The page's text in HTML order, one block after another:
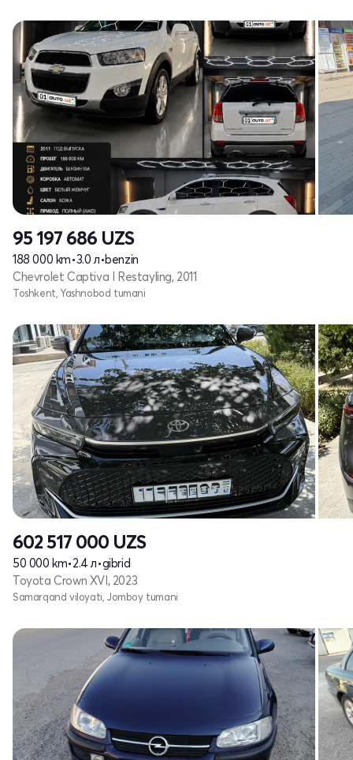
95 197 686 UZS
188 000 km•3.0 л•benzin
Chevrolet Captiva I Restayling, 2011
Toshkent, Yashnobod tumani
602 517 000 UZS
50 000 km•2.4 л•gibrid
Toyota Crown XVI, 2023
Samarqand viloyati, Jomboy tumani